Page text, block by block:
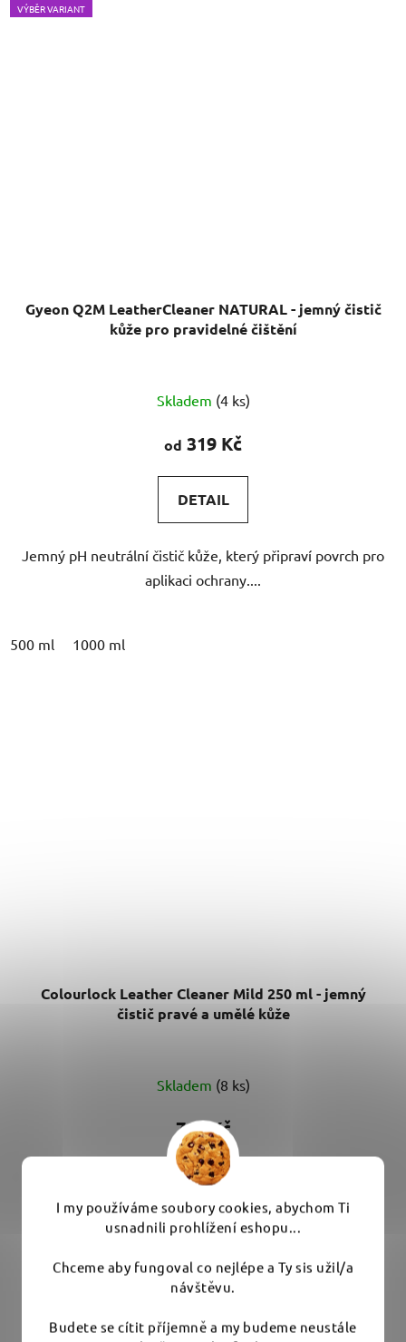
I my používáme soubory cookies, abychom Ti
usnadnili prohlížení eshopu...
Chceme aby fungoval co nejlépe a Ty sis užil/a
návštěvu.
Budete se cítit příjemně a my budeme neustále
VÝBĚR VARIANT
Gyeon Q2M LeatherCleaner NATURAL - jemný čistič
kůže pro pravidelné čištění
hodnocení
produktu
5,0
z
hvězdiček.
Skladem (4 ks)
od 319 Kč
DETAIL
Jemný pH neutrální čistič kůže, který připraví povrch pro
aplikaci ochrany....
500 ml 1000 ml
Colourlock Leather Cleaner Mild 250 ml - jemný
čistič pravé a umělé kůže
hodnocení
produktu
je
5,0
z
5
Skladem (8 ks)
789 Kč
DO KOŠÍKU
Šetrný pěnový čistič na kůži, který nepoškodí ani jemnou
pigmentovou useň....